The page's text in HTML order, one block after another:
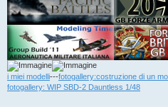
i miei modelli---fotogallery:costruzione di un
fotogallery: WIP SBD-2 Dauntless 1/48